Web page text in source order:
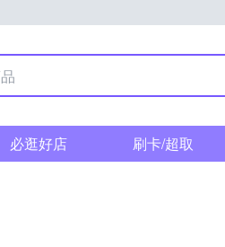
必逛好店 刷卡/超取